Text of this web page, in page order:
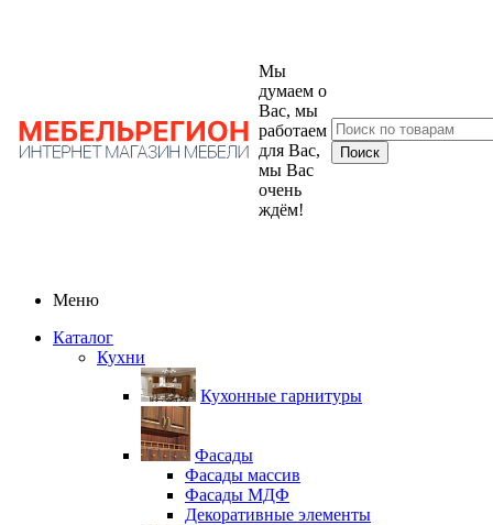
Мы
думаем о
Вас, мы
работаем
для Вас,
мы Вас
очень
ждём!
Меню
Каталог
Кухни
Кухонные гарнитуры
Фасады
Фасады массив
Фасады МДФ
Декоративные элементы